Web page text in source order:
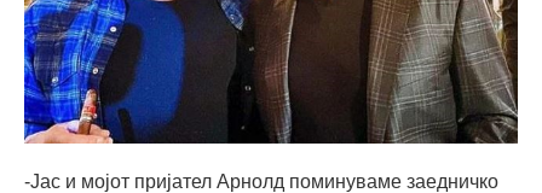
-Јас и мојот пријател Арнолд поминуваме заедничко